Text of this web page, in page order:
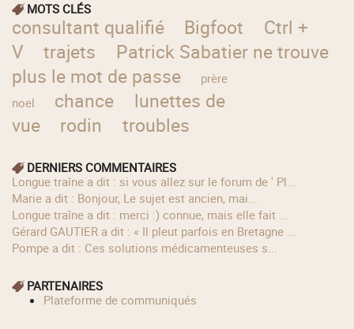
MOTS CLÉS
consultant qualifié Bigfoot
Ctrl +
V
trajets
Patrick Sabatier ne trouve
plus le mot de passe
prère
noel
chance
lunettes de
vue
rodin troubles
DERNIERS COMMENTAIRES
longue traîne a dit : si vous allez sur le forum de ' Pl...
Marie a dit : Bonjour, Le sujet est ancien, mai...
longue traîne a dit : merci :) connue, mais elle fait ...
Gérard GAUTIER a dit : « Il pleut parfois en Bretagne ...
Pompe a dit : Ces solutions médicamenteuses s...
PARTENAIRES
Plateforme de communiqués